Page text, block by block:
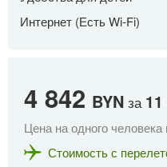
Интернет (Есть Wi-Fi)
4 842 BYN за
Цена на одного
Стоимость с